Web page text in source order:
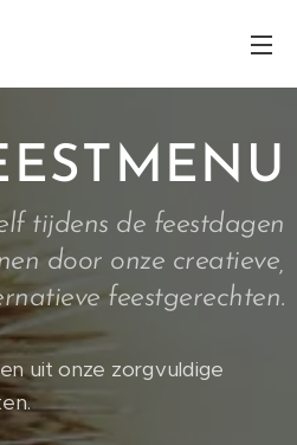
tijdens de feestdagen
door onze creatieve,
feestgerechten.
uit onze zorgvuldige